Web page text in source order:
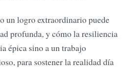
un logro extraordinario puede
profunda, y cómo la resiliencia
épica sino a un trabajo
para sostener la realidad día